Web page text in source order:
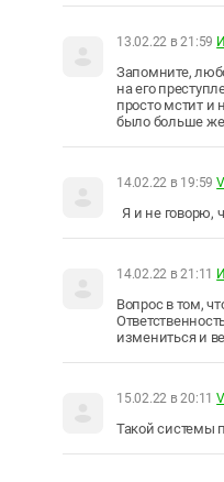
13.02.22 в 21:59
Запомните,
на его
просто мстит и
было больше
14.02.22 в 19:59
Я и не говорю,
14.02.22 в 21:11
Вопрос в том,
измениться и
15.02.22 в 20:11
Такой системы